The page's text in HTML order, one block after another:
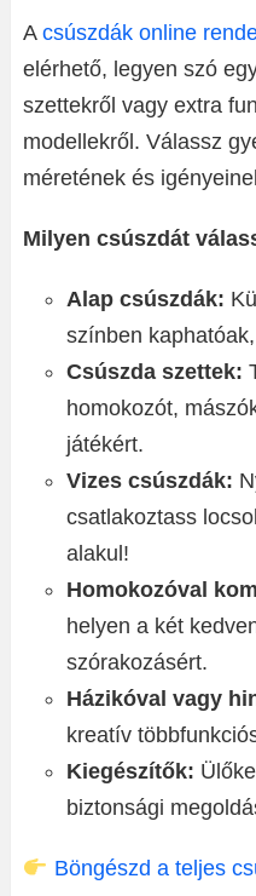
A csúszdák online
elérhető, legyen szó
szettekről vagy extra
modellekről. Válassz
méretének és
Milyen csúszdát
Alap csúszdák:
színben
Csúszda szettek:
homokozót,
játékért.
Vizes csúszdák:
csatlakoztass
alakul!
Homokozóval
helyen a két
szórakozásért.
Házikóval vagy
kreatív
Kiegészítők:
biztonsági
Böngészd a teljes